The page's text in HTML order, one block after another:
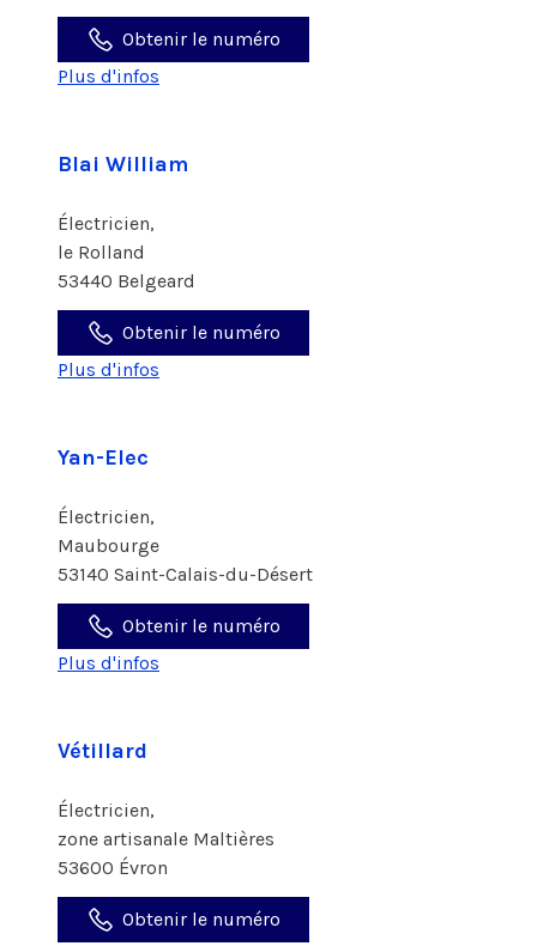
Obtenir le numéro
Plus d'infos
Blai William
Électricien,
le Rolland
53440 Belgeard
Obtenir le numéro
Plus d'infos
Yan-Elec
Électricien,
Maubourge
53140 Saint-Calais-du-Désert
Obtenir le numéro
Plus d'infos
Vétillard
Électricien,
zone artisanale Maltières
53600 Évron
Obtenir le numéro